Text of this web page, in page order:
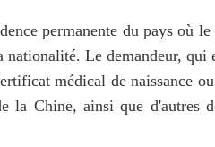
permanente du pays où le
Le demandeur, qui
médical de naissance
la Chine, ainsi que d'autres